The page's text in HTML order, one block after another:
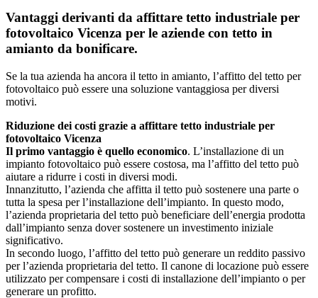
Vantaggi derivanti da affittare tetto industriale per
fotovoltaico Vicenza per le aziende con tetto in
amianto da bonificare.
Se la tua azienda ha ancora il tetto in amianto, l’affitto del tetto per
fotovoltaico può essere una soluzione vantaggiosa per diversi
motivi.
Riduzione dei costi grazie a affittare tetto industriale per
fotovoltaico Vicenza
Il primo vantaggio è quello economico. L’installazione di un
impianto fotovoltaico può essere costosa, ma l’affitto del tetto può
aiutare a ridurre i costi in diversi modi.
Innanzitutto, l’azienda che affitta il tetto può sostenere una parte o
tutta la spesa per l’installazione dell’impianto. In questo modo,
l’azienda proprietaria del tetto può beneficiare dell’energia prodotta
dall’impianto senza dover sostenere un investimento iniziale
significativo.
In secondo luogo, l’affitto del tetto può generare un reddito passivo
per l’azienda proprietaria del tetto. Il canone di locazione può essere
utilizzato per compensare i costi di installazione dell’impianto o per
generare un profitto.